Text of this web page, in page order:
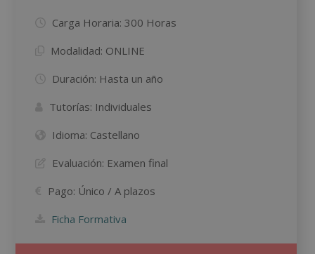
Carga Horaria: 300 Horas
Modalidad: ONLINE
Duración: Hasta un año
Tutorías: Individuales
Idioma: Castellano
Evaluación: Examen final
Pago: Único / A plazos
Ficha Formativa